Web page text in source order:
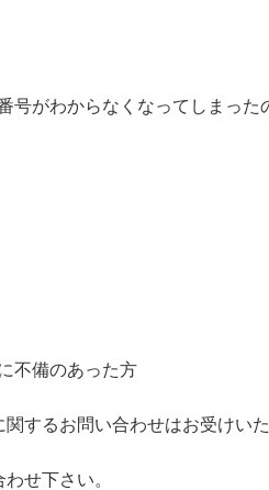
がわからなくなってしまった
不備のあった方
するお問い合わせはお受けい
せ下さい。